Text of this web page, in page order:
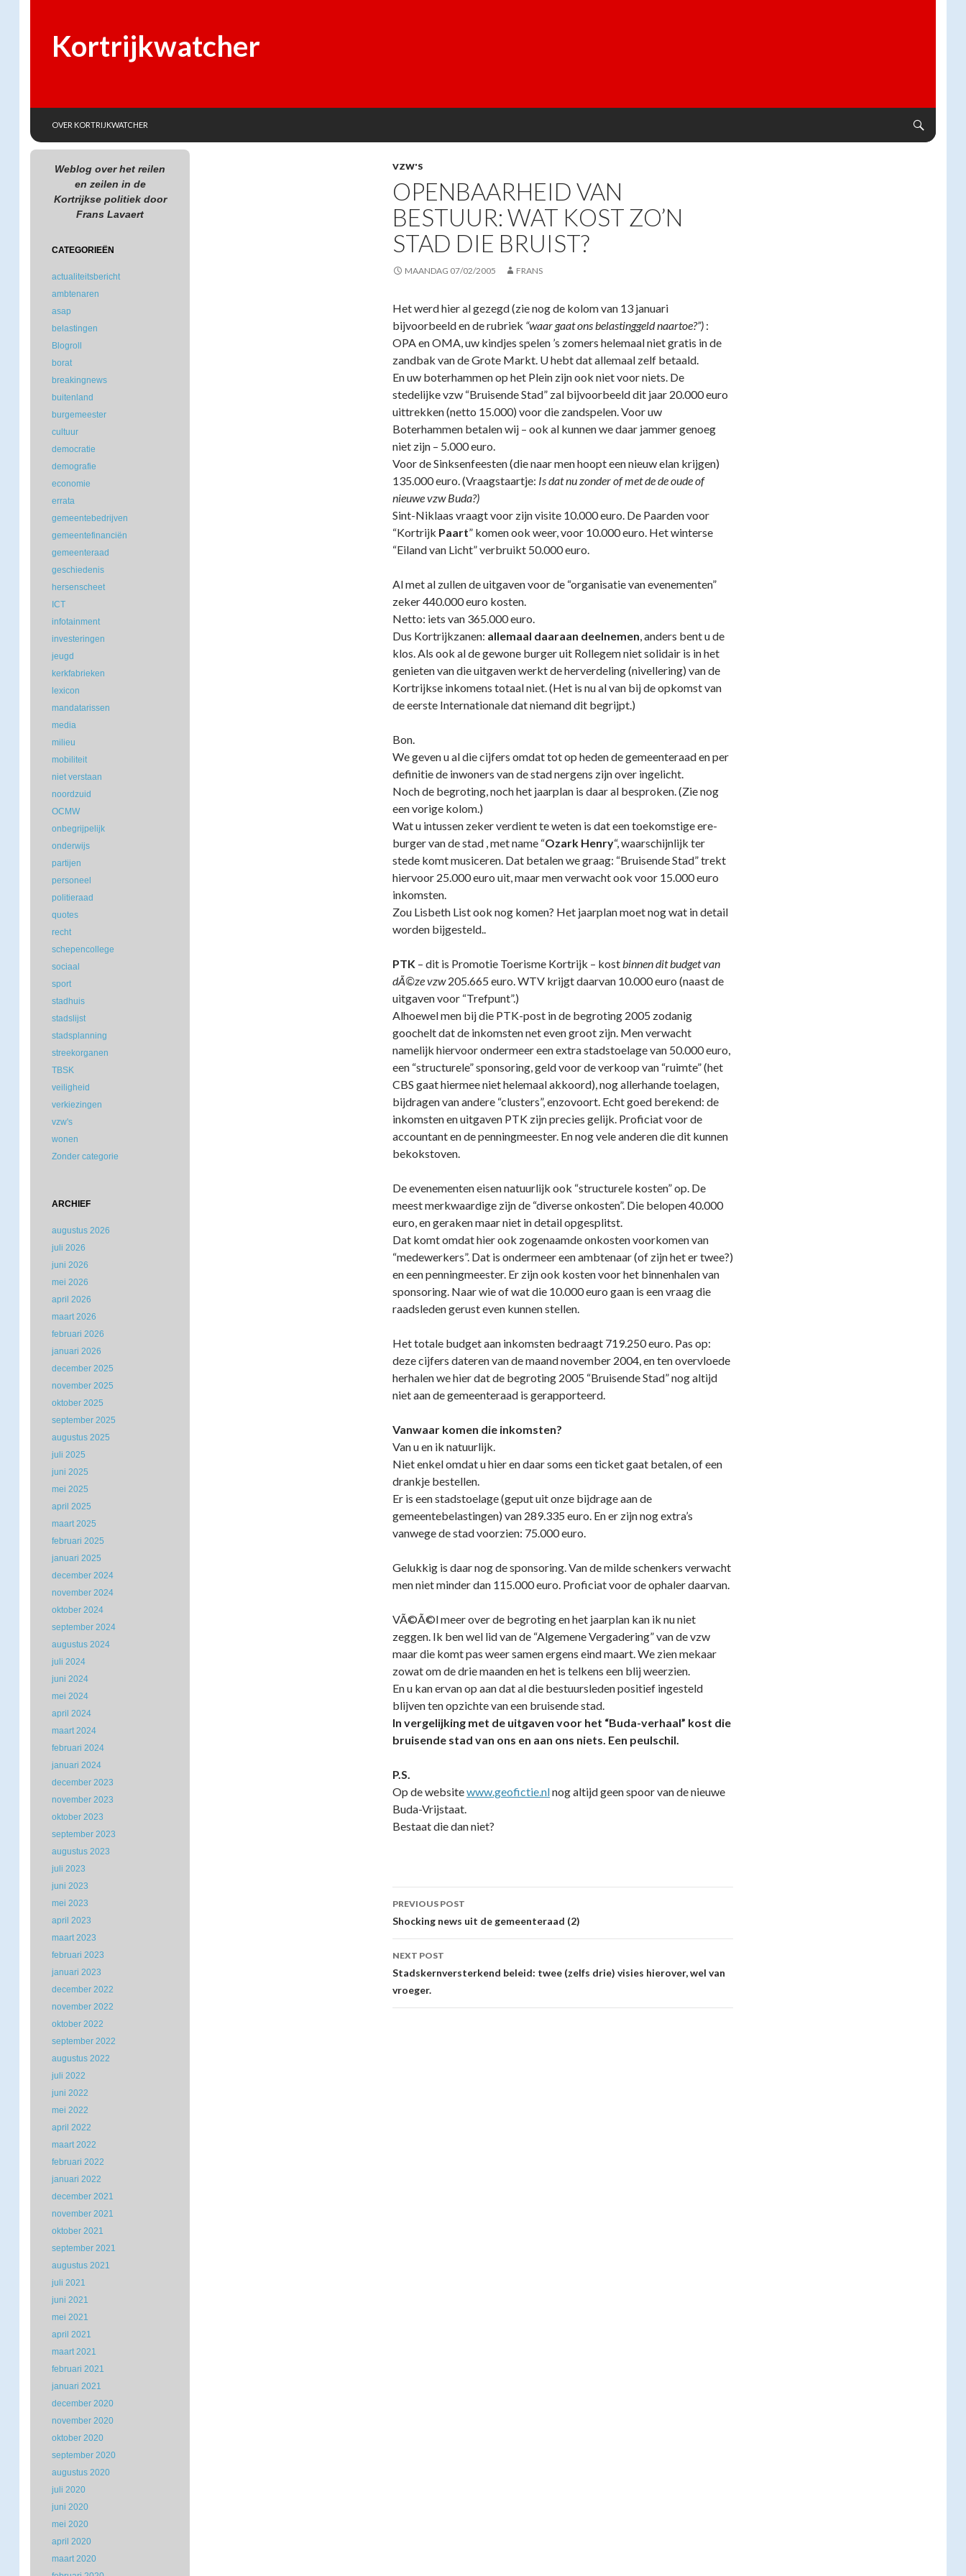
Kortrijkwatcher
OVER KORTRIJKWATCHER
VZW'S
OPENBAARHEID VAN
BESTUUR: WAT KOST ZO’N
STAD DIE BRUIST?
MAANDAG 07/02/2005 FRANS
Het werd hier al gezegd (zie nog de kolom van 13 januari
bijvoorbeeld en de rubriek “waar gaatons belastinggeld naartoe?”) :
OPA en OMA, uw kindjes spelen ’s zomers helemaal niet gratis in de
zandbak van de Grote Markt. U hebt dat allemaal zelf betaald.
En uw boterhammen op het Plein zijn ook niet voor niets. De
stedelijke vzw “Bruisende Stad” zal bijvoorbeeld dit jaar 20.000 euro
uittrekken (netto 15.000) voor die zandspelen. Voor uw
Boterhammen betalen wij – ook al kunnen we daar jammer genoeg
niet zijn – 5.000 euro.
Voor de Sinksenfeesten (die naar men hoopt een nieuw elan krijgen)
135.000 euro. (Vraagstaartje: Is dat nu zonder of met de de oude of
nieuwe vzw Buda?)
Sint-Niklaas vraagt voor zijn visite 10.000 euro. De Paarden voor
“Kortrijk Paart” komen ook weer, voor 10.000 euro. Het winterse
“Eiland van Licht” verbruikt 50.000 euro.
Al met al zullen de uitgaven voor de “organisatie van evenementen”
zeker 440.000 euro kosten.
Netto: iets van 365.000 euro.
Dus Kortrijkzanen: allemaal daaraan deelnemen, anders bent u de
klos. Als ook al de gewone burger uit Rollegem niet solidair is in het
genieten van die uitgaven werkt de herverdeling (nivellering) van de
Kortrijkse inkomens totaal niet. (Het is nu al van bij de opkomst van
de eerste Internationale dat niemand dit begrijpt.)
Bon.
We geven u al die cijfers omdat tot op heden de gemeenteraad en per
definitie de inwoners van de stad nergens zijn over ingelicht.
Noch de begroting, noch het jaarplan is daar al besproken. (Zie nog
een vorige kolom.)
Wat u intussen zeker verdient te weten is dat een toekomstige ere-
burger van de stad , met name “Ozark Henry“, waarschijnlijk ter
stede komt musiceren. Dat betalen we graag: “Bruisende Stad” trekt
hiervoor 25.000 euro uit, maar men verwacht ook voor 15.000 euro
inkomsten.
Zou Lisbeth List ook nog komen? Het jaarplan moet nog wat in detail
worden bijgesteld..
PTK – dit is Promotie Toerisme Kortrijk – kostbinnen dit budget van
dÃ©ze vzw205.665 euro. WTV krijgt daarvan 10.000 euro (naast de
uitgaven voor “Trefpunt”.)
Alhoewel men bij die PTK-post in de begroting 2005 zodanig
goochelt dat de inkomsten net even groot zijn. Men verwacht
namelijk hiervoor ondermeer een extra stadstoelage van 50.000 euro,
een “structurele” sponsoring, geld voor de verkoop van “ruimte” (het
CBS gaat hiermee niet helemaal akkoord), nog allerhande toelagen,
bijdragen van andere “clusters”, enzovoort. Echt goed berekend: de
inkomsten en uitgaven PTK zijn precies gelijk. Proficiat voor de
accountant en de penningmeester. En nog vele anderen die dit kunnen
bekokstoven.
De evenementen eisen natuurlijk ook “structurele kosten” op. De
meest merkwaardige zijn de “diverse onkosten”. Die belopen 40.000
euro, en geraken maar niet in detail opgesplitst.
Dat komt omdat hier ook zogenaamde onkosten voorkomen van
“medewerkers”. Dat is ondermeer een ambtenaar (of zijn het er twee?)
en een penningmeester. Er zijn ook kosten voor het binnenhalen van
sponsoring. Naar wie of wat die 10.000 euro gaan is een vraag die
raadsleden gerust even kunnen stellen.
Het totale budget aan inkomsten bedraagt 719.250 euro. Pas op:
deze cijfers dateren van de maand november 2004, en ten overvloede
herhalen we hier dat de begroting 2005 “Bruisende Stad” nog altijd
niet aan de gemeenteraad is gerapporteerd.
Vanwaar komen die inkomsten?
Van u en ik natuurlijk.
Niet enkel omdat u hier en daar soms een ticket gaat betalen, of een
drankje bestellen.
Er is een stadstoelage (geput uit onze bijdrage aan de
gemeentebelastingen) van 289.335 euro. En er zijn nog extra’s
vanwege de stad voorzien: 75.000 euro.
Gelukkig is daar nog de sponsoring. Van de milde schenkers verwacht
men niet minder dan 115.000 euro. Proficiat voor de ophaler daarvan.
VÃ©Ã©l meer over de begroting en het jaarplan kan ik nu niet
zeggen. Ik ben wel lid van de “Algemene Vergadering” van de vzw
maar die komt pas weer samen ergens eind maart. We zien mekaar
zowat om de drie maanden en het is telkens een blij weerzien.
En u kan ervan op aan dat al die bestuursleden positief ingesteld
blijven ten opzichte van een bruisende stad.
In vergelijking met de uitgaven voor het “Buda-verhaal” kost die
bruisende stad van ons en aan ons niets. Een peulschil.
P.S.
Op de websitewww.geofictie.nlnog altijd geen spoor van de nieuwe
Buda-Vrijstaat.
Bestaat die dan niet?
Post
navigation
PREVIOUS POST
Shocking news uit de gemeenteraad (2)
NEXT POST
Stadskernversterkend beleid: twee (zelfs drie) visies hierover, wel van
vroeger.
Weblog over het reilen
en zeilen in de
Kortrijkse politiek door
Frans Lavaert
CATEGORIEËN
actualiteitsbericht
ambtenaren
asap
belastingen
Blogroll
borat
breakingnews
buitenland
burgemeester
cultuur
democratie
demografie
economie
errata
gemeentebedrijven
gemeentefinanciën
gemeenteraad
geschiedenis
hersenscheet
ICT
infotainment
investeringen
jeugd
kerkfabrieken
lexicon
mandatarissen
media
milieu
mobiliteit
niet verstaan
noordzuid
OCMW
onbegrijpelijk
onderwijs
partijen
personeel
politieraad
quotes
recht
schepencollege
sociaal
sport
stadhuis
stadslijst
stadsplanning
streekorganen
TBSK
veiligheid
verkiezingen
vzw's
wonen
Zonder categorie
ARCHIEF
augustus 2026
juli 2026
juni 2026
mei 2026
april 2026
maart 2026
februari 2026
januari 2026
december 2025
november 2025
oktober 2025
september 2025
augustus 2025
juli 2025
juni 2025
mei 2025
april 2025
maart 2025
februari 2025
januari 2025
december 2024
november 2024
oktober 2024
september 2024
augustus 2024
juli 2024
juni 2024
mei 2024
april 2024
maart 2024
februari 2024
januari 2024
december 2023
november 2023
oktober 2023
september 2023
augustus 2023
juli 2023
juni 2023
mei 2023
april 2023
maart 2023
februari 2023
januari 2023
december 2022
november 2022
oktober 2022
september 2022
augustus 2022
juli 2022
juni 2022
mei 2022
april 2022
maart 2022
februari 2022
januari 2022
december 2021
november 2021
oktober 2021
september 2021
augustus 2021
juli 2021
juni 2021
mei 2021
april 2021
maart 2021
februari 2021
januari 2021
december 2020
november 2020
oktober 2020
september 2020
augustus 2020
juli 2020
juni 2020
mei 2020
april 2020
maart 2020